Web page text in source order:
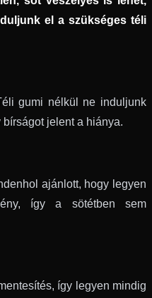
el a szükséges téli
gumi nélkül ne induljunk
jelent a hiánya.
ajánlott, hogy legyen
így a sötétben sem
így legyen mindig